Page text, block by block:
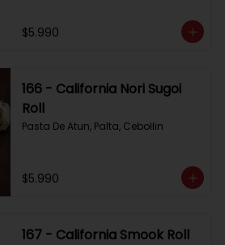
$5.990
166 - California Nori Sugoi
Roll
Pasta De Atun, Palta, Cebollin
$5.990
167 - California Smook Roll